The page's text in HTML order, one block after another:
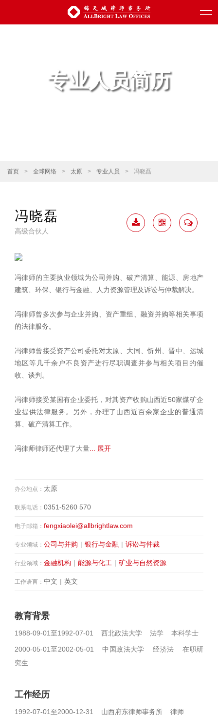
专业人员简历
首页 > 全球网络 > 太原 > 专业人员 > 冯晓磊
冯晓磊
高级合伙人
冯律师的主要执业领域为公司并购、破产清算、能源、房地产
建筑、环保、银行与金融、人力资源管理及诉讼与仲裁解决。
冯律师曾多次参与企业并购、资产重组、融资并购等相关事项
的法律服务。
冯律师曾接受资产公司委托对太原、大同、忻州、晋中、运城
地区等几千余户不良资产进行尽职调查并参与相关项目的催
收、谈判。
冯律师接受某国有企业委托，对其资产收购山西近50家煤矿企
业提供法律服务。另外，办理了山西近百余家企业的普通清
算、破产清算工作。
冯律师律师还代理了大量 ... 展开
办公地点： 太原
联系电话： 0351-5260 570
电子邮箱： fengxiaolei@allbrightlaw.com
专业领域： 公司与并购 | 银行与金融 | 诉讼与仲裁
行业领域： 金融机构 | 能源与化工 | 矿业与自然资源
工作语言： 中文 | 英文
教育背景
1988-09-01至1992-07-01 西北政法大学 法学 本科学士
2000-05-01至2002-05-01 中国政法大学 经济法 在职研
究生
工作经历
1992-07-01至2000-12-31 山西府东律师事务所 律师